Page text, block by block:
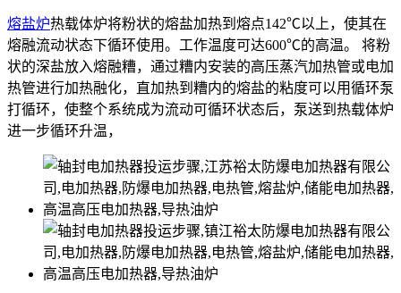
熔盐炉热载体炉将粉状的熔盐加热到熔点142℃以上，使其在
熔融流动状态下循环使用。工作温度可达600℃的高温。 将粉
状的深盐放入熔融糟，通过糟内安装的高压蒸汽加热管或电加
热管进行加热融化，直加热到糟内的熔盐的粘度可以用循环泵
打循环，使整个系统成为流动可循环状态后，泵送到热载体炉
进一步循环升温，